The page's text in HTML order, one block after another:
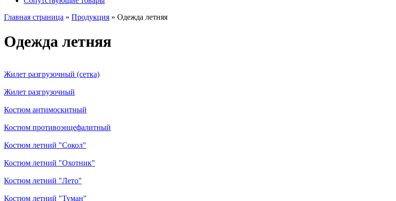
Главная страница » Продукция » Одежда летняя
Одежда летняя
Жилет разгрузочный (сетка)
Жилет разгрузочный
Костюм антимоскитный
Костюм противоэнцефалитный
Костюм летний "Сокол"
Костюм летний "Охотник"
Костюм летний "Лето"
Костюм летний "Туман"